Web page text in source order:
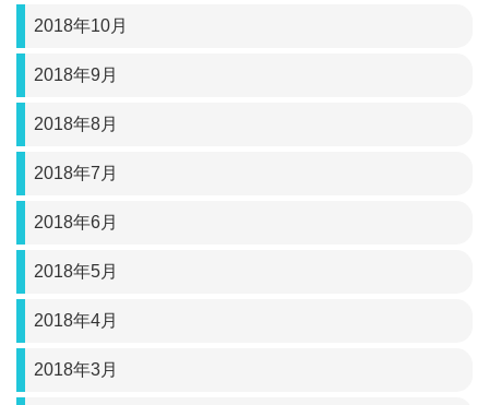
2018年10月
2018年9月
2018年8月
2018年7月
2018年6月
2018年5月
2018年4月
2018年3月